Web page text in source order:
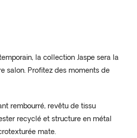
la collection Jaspe sera la
salon. Profitez des moments de
rembourré, revêtu de tissu
recyclé et structure en métal
mate.